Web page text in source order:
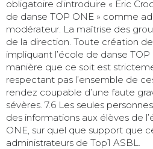
obligatoire d’introduire « Eric
de danse TOP ONE » comme
modérateur. La maîtrise des
de la direction. Toute création
impliquant l’école de danse
manière que ce soit est
respectant pas l’ensemble de
rendez coupable d’une faute
sévères. 7.6 Les seules
des informations aux élèves de
ONE, sur quel que support que
administrateurs de Top1 ASBL.